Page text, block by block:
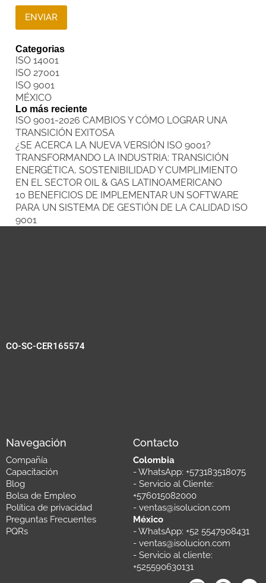
ENVIAR
Categorias
ISO 14001
ISO 27001
ISO 9001
MÉXICO
Lo más reciente
ISO 9001-2026 CAMBIOS Y CÓMO LOGRAR UNA
TRANSICIÓN EXITOSA
¿SE ACERCA LA NUEVA VERSIÓN ISO 9001?
TRANSFORMANDO LA INDUSTRIA: TRANSICIÓN
ENERGÉTICA, SOSTENIBILIDAD Y CUMPLIMIENTO
EN EL SECTOR OIL & GAS LATINOAMERICANO
10 BENEFICIOS DE IMPLEMENTAR UN SOFTWARE
PARA UN SISTEMA DE GESTIÓN DE LA CALIDAD ISO
9001
CO-SC-CER165574
Navegación
Compañía
Capacitación
Blog
Bolsa de Empleo
Política de privacidad
Preguntas Frecuentes
PQRs
Contacto
Colombia
- WhatsApp: +573183518075
- Servicio al Cliente:
+576015082000
- ventas@isolucion.com
México
- WhatsApp: +52 5547908431
- ventas@isolucion.com
- Servicio al cliente: ​
+525590630131